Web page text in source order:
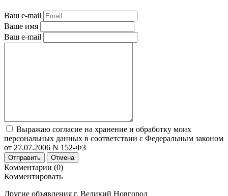
Ваш e-mail
Ваше имя
Ваш e-mail
Выражаю согласие на хранение и обработку моих
персональных данных в соответствии с Федеральным законом
от 27.07.2006 N 152-ФЗ
Отправить Отмена
Комментарии (0)
Комментировать
Другие объявления г. Великий Новгород